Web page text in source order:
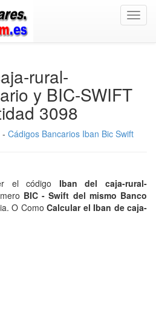
rural-
y BIC-SWIFT
3098
- Cádigos Bancarios Iban Bic Swift
el código Iban del caja-rural-
BIC - Swift del mismo Banco
O Como Calcular el Iban de caja-